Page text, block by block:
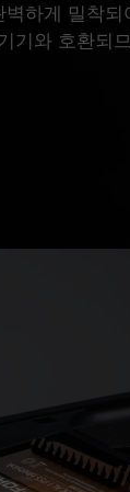
벽하게 밀착
기와 호환되